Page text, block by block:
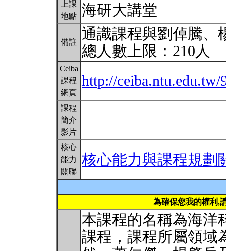
上課
地點 海研大講堂
備註
通識課程與劉倬騰、
總人數上限：210人
Ceiba
課程
網頁
http://ceiba.ntu.edu.tw/
課程
簡介
影片
核心
能力
關聯
核心能力與課程規劃
為確保您我的權利,
本課程的名稱為海洋
課程，課程所屬領域